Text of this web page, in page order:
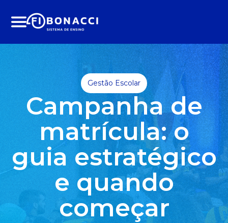
Menu
Gestão Escolar
Campanha de
matrícula: o
guia estratégico
e quando
começar